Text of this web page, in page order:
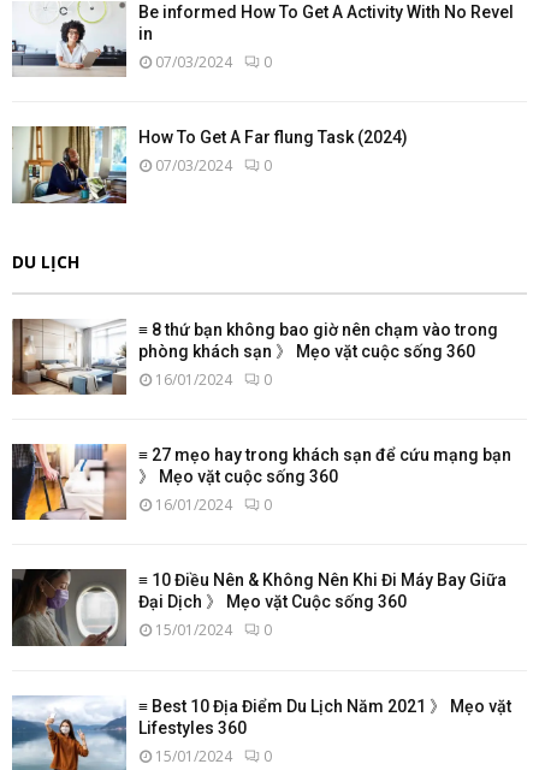
Be informed How To Get A Activity With No Revel
in
07/03/2024 0
How To Get A Far flung Task (2024)
07/03/2024 0
DU LỊCH
≡ 8 thứ bạn không bao giờ nên chạm vào trong
phòng khách sạn 》 Mẹo vặt cuộc sống 360
16/01/2024 0
≡ 27 mẹo hay trong khách sạn để cứu mạng bạn
》 Mẹo vặt cuộc sống 360
16/01/2024 0
≡ 10 Điều Nên & Không Nên Khi Đi Máy Bay Giữa
Đại Dịch 》 Mẹo vặt Cuộc sống 360
15/01/2024 0
≡ Best 10 Địa Điểm Du Lịch Năm 2021 》 Mẹo vặt
Lifestyles 360
15/01/2024 0